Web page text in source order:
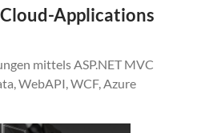
Applications
mittels ASP.NET MVC
WebAPI, WCF, Azure